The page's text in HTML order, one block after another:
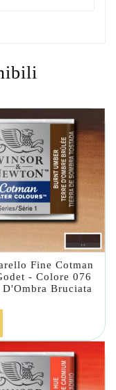
Fine Cotman
- Colore 076
D'Ombra Bruciata